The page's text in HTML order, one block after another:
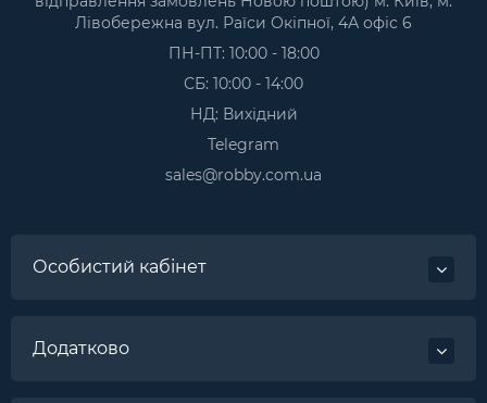
Лівобережна вул. Раїси Окіпної, 4А офіс 6
ПН-ПТ: 10:00 - 18:00
СБ: 10:00 - 14:00
НД: Вихідний
Telegram
sales@robby.com.ua
Особистий кабінет
Додатково